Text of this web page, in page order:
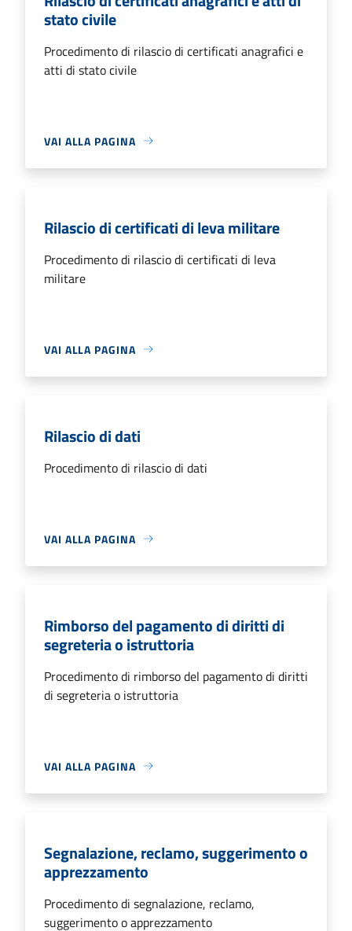
stato civile
Procedimento di rilascio di certificati anagrafici e
atti di stato civile
VAI ALLA PAGINA
Rilascio di certificati di leva militare
Procedimento di rilascio di certificati di leva
militare
VAI ALLA PAGINA
Rilascio di dati
Procedimento di rilascio di dati
VAI ALLA PAGINA
Rimborso del pagamento di diritti di
segreteria o istruttoria
Procedimento di rimborso del pagamento di diritti
di segreteria o istruttoria
VAI ALLA PAGINA
Segnalazione, reclamo, suggerimento o
apprezzamento
Procedimento di segnalazione, reclamo,
suggerimento o apprezzamento